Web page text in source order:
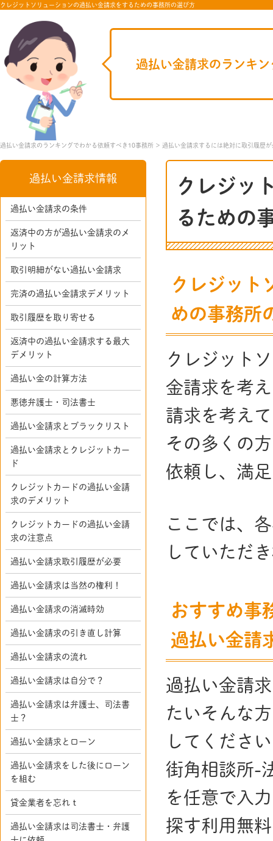
クレジットソリューションの過払い金請求をするための事務所の選び方
過払い金請求のランキ
過払い金請求のランキングでわかる依頼すべき10事務所 過払い金請求するには絶対に取引履歴が
クレジッ
るための
クレジット
めの事務所
クレジット
金請求を考
請求を考え
その多くの
依頼し、満
ここでは、
していただ
おすすめ事
過払い金請
過払い金請
たいそんな
してくださ
街角相談所-
を任意で入
探す利用無
過払い金請求情報
過払い金請求の条件
返済中の方が過払い金請求のメ
リット
取引明細がない過払い金請求
完済の過払い金請求デメリット
取引履歴を取り寄せる
返済中の過払い金請求する最大
デメリット
過払い金の計算方法
悪徳弁護士・司法書士
過払い金請求とブラックリスト
過払い金請求とクレジットカー
ド
クレジットカードの過払い金請
求のデメリット
クレジットカードの過払い金請
求の注意点
過払い金請求取引履歴が必要
過払い金請求は当然の権利！
過払い金請求の消滅時効
過払い金請求の引き直し計算
過払い金請求の流れ
過払い金請求は自分で？
過払い金請求は弁護士、司法書
士？
過払い金請求とローン
過払い金請求をした後にローン
を組む
貸金業者を忘れｔ
過払い金請求は司法書士・弁護